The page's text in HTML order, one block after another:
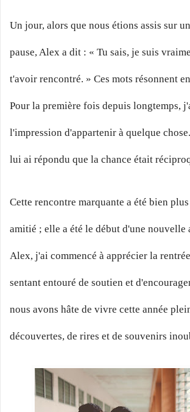
Un jour, alors que nous étions assis sur
pause, Alex a dit : « Tu sais, je suis
t'avoir rencontré. » Ces mots résonnent
Pour la première fois depuis longtemps,
l'impression d'appartenir à quelque
lui ai répondu que la chance était
Cette rencontre marquante a été bien
amitié ; elle a été le début d'une nouvelle
Alex, j'ai commencé à apprécier la
sentant entouré de soutien et
nous avons hâte de vivre cette année
découvertes, de rires et de souvenirs